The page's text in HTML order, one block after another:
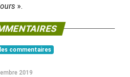
».
commentaires
2019